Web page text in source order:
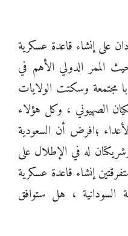
على إنشاء قاعدة عسكرية
الممر الدولي الأهم في
وسكتت الولايات
الصهيوني ، وكل هؤلاء
؛افرض أن السعودية
له في الإطلال على
إنشاء قاعدة عسكرية
، هل ستوافق